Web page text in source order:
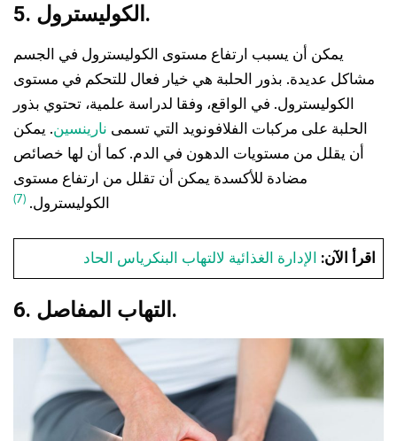
5. الكوليسترول.
يمكن أن يسبب ارتفاع مستوى الكوليسترول في الجسم
مشاكل عديدة. بذور الحلبة هي خيار فعال للتحكم في مستوى
الكوليسترول. في الواقع، وفقا لدراسة علمية، تحتوي بذور
الحلبة على مركبات الفلافونويد التي تسمى نارينسين. يمكن
أن يقلل من مستويات الدهون في الدم. كما أن لها خصائص
مضادة للأكسدة يمكن أن تقلل من ارتفاع مستوى
الكوليسترول. (7)
اقرأ الآن: الإدارة الغذائية لالتهاب البنكرياس الحاد
6. التهاب المفاصل.